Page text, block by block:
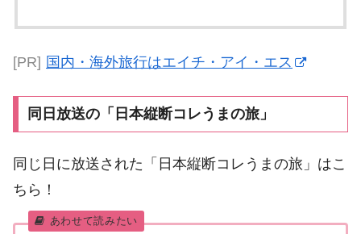
[PR] 国内・海外旅行はエイチ・アイ・エス
同日放送の「日本縦断コレうまの旅」
同じ日に放送された「日本縦断コレうまの旅」はこ
ちら！